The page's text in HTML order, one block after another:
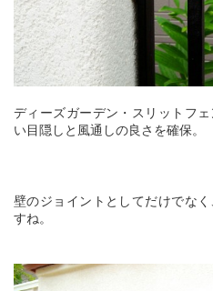
ディーズガーデン・スリットフ
い目隠しと風通しの良さを確保。
壁のジョイントとしてだけでな
すね。